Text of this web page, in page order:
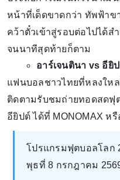
หน้าที่เด็ดขาดกว่า ทัพฟ้าข
คว้าตั๋วเข้าสู่รอบต่อไปได้ส
จนนาทีสุดท้ายก็ตาม
อาร์เจนตินา vs อียิ
แฟนบอลชาวไทยที่หลงให
ติดตามรับชมถ่ายทอดสดฟุ
อียิปต์ ได้ที่ MONOMAX ห
โปรแกรมฟุตบอลโลก
พุธที่ 8 กรกฎาคม